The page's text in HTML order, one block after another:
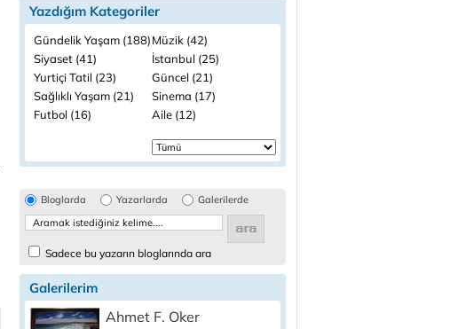
Yazdığım Kategoriler
Gündelik Yaşam (188)Müzik (42)
Siyaset (41)
İstanbul (25)
Yurtiçi Tatil (23)
Güncel (21)
Sağlıklı Yaşam (21)
Sinema (17)
Futbol (16)
Aile (12)
Bloglarda Yazarlarda Galerilerde
Sadece bu yazarın bloglarında ara
Galerilerim
Ahmet F. Oker